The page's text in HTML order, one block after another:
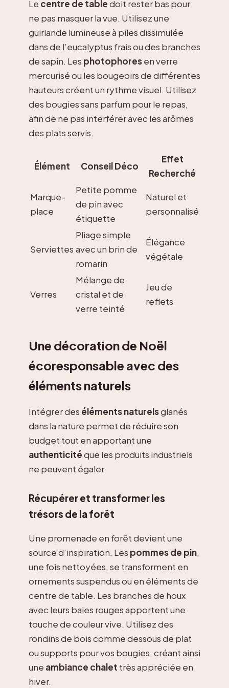
Le centre de tabledoit rester bas pour
ne pas masquer la vue. Utilisez une
guirlande lumineuse à piles dissimulée
dans de l’eucalyptus frais ou des branches
de sapin. Les photophoresen verre
mercurisé ou les bougeoirs de différentes
hauteurs créent un rythme visuel. Utilisez
des bougies sans parfum pour le repas,
afin de ne pas interférer avec les arômes
des plats servis.
Élément Conseil Déco
Effet
Recherché
Marque-
place
Petite pomme
de pin avec
étiquette
Naturel et
personnalisé
Serviettes
Pliage simple
avec un brin de
romarin
Élégance
végétale
Verres
Mélange de
cristal et de
verre teinté
Jeu de
reflets
Une décoration de Noël
écoresponsable avec des
éléments naturels
Intégrer des éléments naturelsglanés
dans la nature permet de réduire son
budget tout en apportant une
authenticitéque les produits industriels
ne peuvent égaler.
Récupérer et transformer les
trésors de la forêt
Une promenade en forêt devient une
source d’inspiration. Les pommes de pin,
une fois nettoyées, se transforment en
ornements suspendus ou en éléments de
centre de table. Les branches de houx
avec leurs baies rouges apportent une
touche de couleur vive. Utilisez des
rondins de bois comme dessous de plat
ou supports pour vos bougies, créant ainsi
une ambiance chalet très appréciée en
hiver.